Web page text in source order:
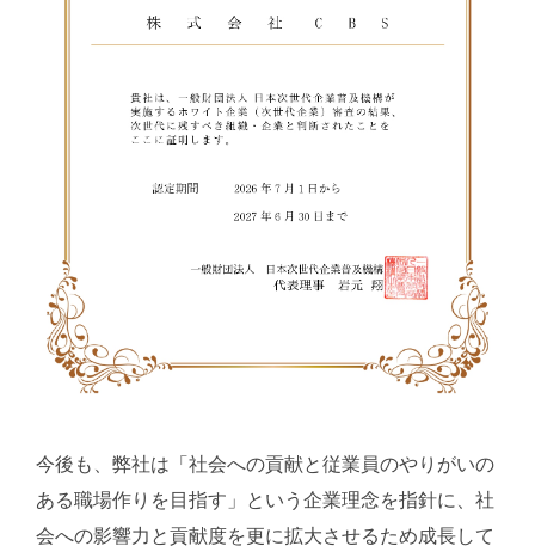
今後も、弊社は「社会への貢献と従業員のやりがいの
ある職場作りを目指す」という企業理念を指針に、社
会への影響力と貢献度を更に拡大させるため成長して